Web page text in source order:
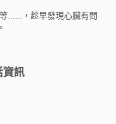
......，趁早發現心臟有問
資訊